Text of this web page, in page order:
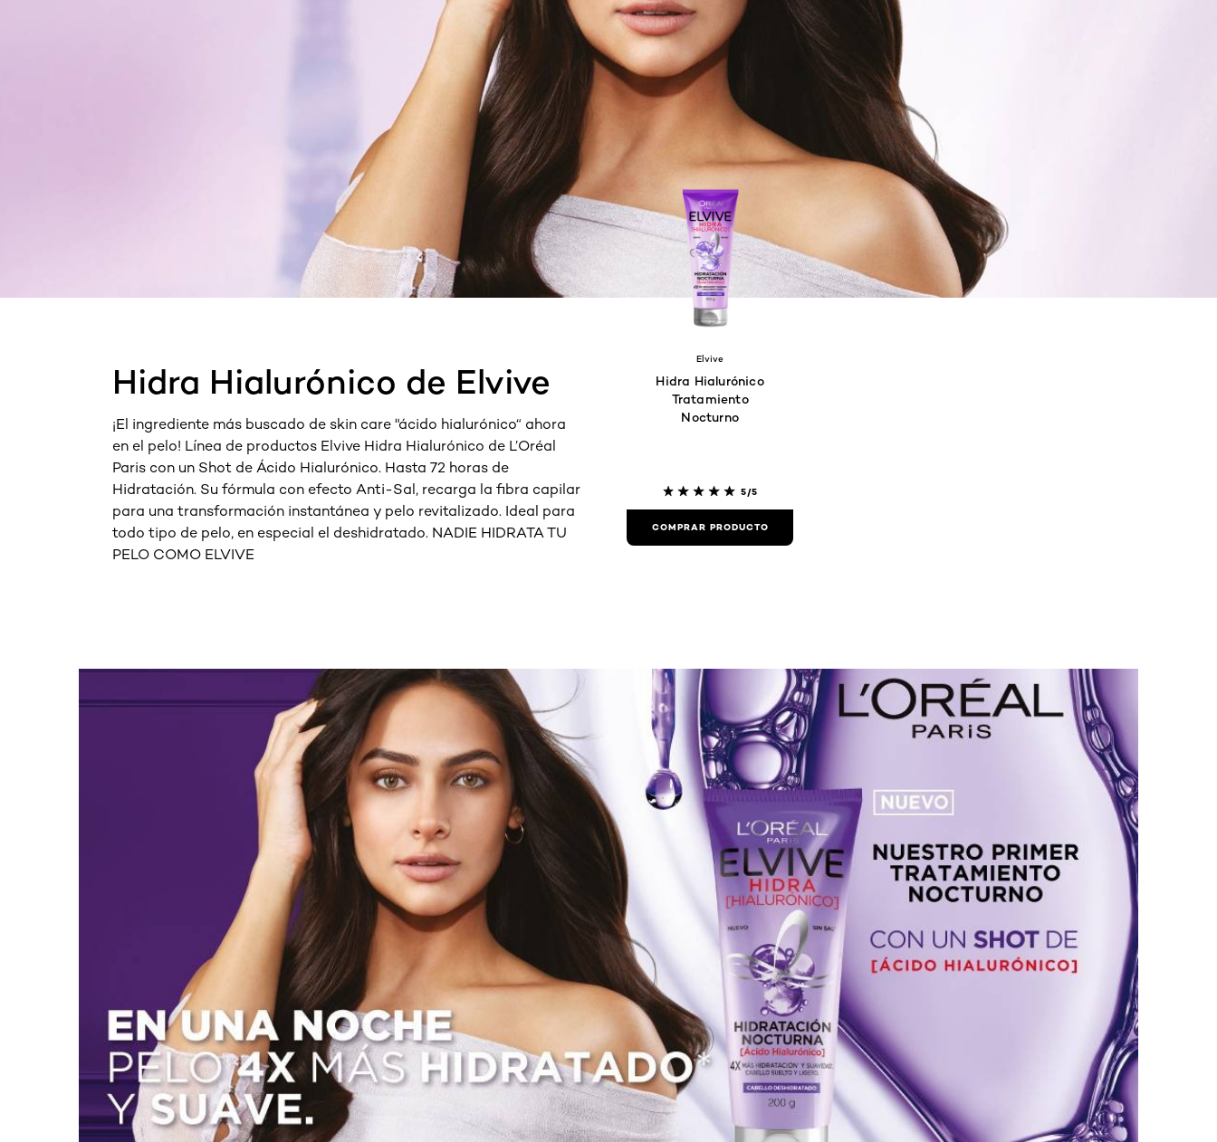
Hidra Hialurónico de Elvive
¡El ingrediente más buscado de skin care "ácido hialurónico“ ahora
en el pelo! Línea de productos Elvive Hidra Hialurónico de L’Oréal
Paris con un Shot de Ácido Hialurónico. Hasta 72 horas de
Hidratación. Su fórmula con efecto Anti-Sal, recarga la fibra capilar
para una transformación instantánea y pelo revitalizado. Ideal para
todo tipo de pelo, en especial el deshidratado. NADIE HIDRATA TU
PELO COMO ELVIVE
Elvive
Hidra Hialurónico
Tratamiento
Nocturno
5/5
COMPRAR PRODUCTO